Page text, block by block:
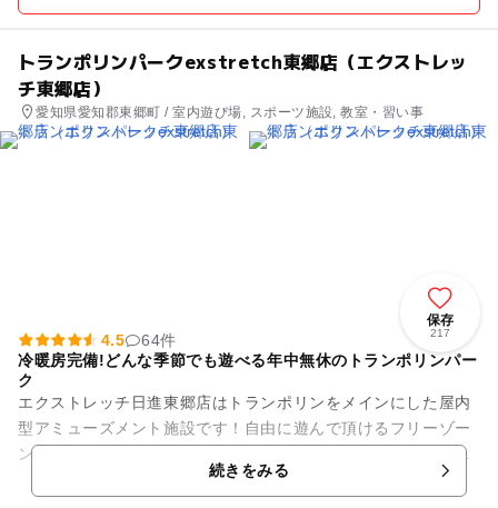
トランポリンパークexstretch東郷店（エクストレッ
チ東郷店）
愛知県愛知郡東郷町 / 室内遊び場, スポーツ施設, 教室・習い事
保存
217
4.5
64件
冷暖房完備!どんな季節でも遊べる年中無休のトランポリンパー
ク
エクストレッチ日進東郷店はトランポリンをメインにした屋内
型アミューズメント施設です！自由に遊んで頂けるフリーゾー
ンと、ご家族・お仲間同士で占有できるプライベートゾーンを
用意。トランポリンをはじめ...続きをみる